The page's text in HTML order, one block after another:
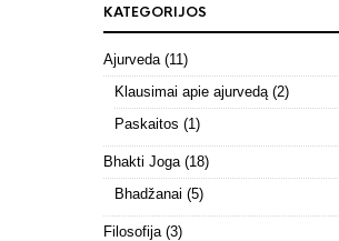
KATEGORIJOS
Ajurveda (11)
Klausimai apie ajurvedą (2)
Paskaitos (1)
Bhakti Joga (18)
Bhadžanai (5)
Filosofija (3)